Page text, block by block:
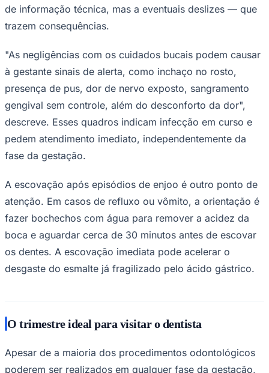
Palmeiras
de informação técnica, mas a eventuais deslizes — que
trazem consequências.
"As negligências com os cuidados bucais podem causar
à gestante sinais de alerta, como inchaço no rosto,
presença de pus, dor de nervo exposto, sangramento
gengival sem controle, além do desconforto da dor",
descreve. Esses quadros indicam infecção em curso e
pedem atendimento imediato, independentemente da
fase da gestação.
A escovação após episódios de enjoo é outro ponto de
atenção. Em casos de refluxo ou vômito, a orientação é
fazer bochechos com água para remover a acidez da
boca e aguardar cerca de 30 minutos antes de escovar
os dentes. A escovação imediata pode acelerar o
desgaste do esmalte já fragilizado pelo ácido gástrico.
O trimestre ideal para visitar o dentista
Apesar de a maioria dos procedimentos odontológicos
poderem ser realizados em qualquer fase da gestação,